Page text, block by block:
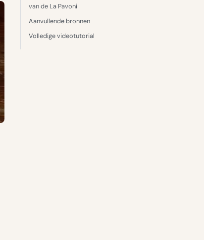
van de La Pavoni
Aanvullende bronnen
Volledige videotutorial